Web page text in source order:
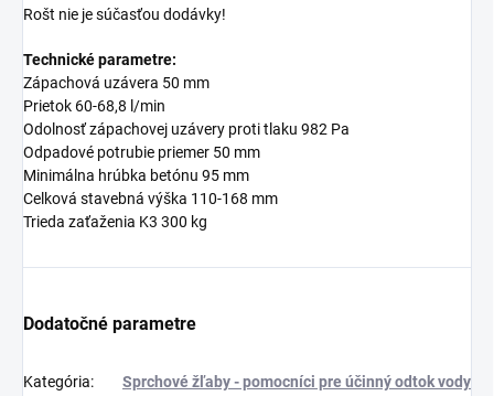
Rošt nie je súčasťou dodávky!
Technické parametre:
Zápachová uzávera 50 mm
Prietok 60-68,8 l/min
Odolnosť zápachovej uzávery proti tlaku 982 Pa
Odpadové potrubie priemer 50 mm
Minimálna hrúbka betónu 95 mm
Celková stavebná výška 110-168 mm
Trieda zaťaženia K3 300 kg
Dodatočné parametre
Kategória: Sprchové žľaby - pomocníci pre účinný odtok vody